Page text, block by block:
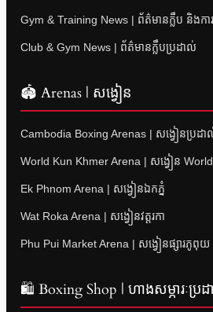
Gym & Training News | ព័ត៌មានក្លឹប និងកា
Club & Gym News | ព័ត៌មានក្លឹបប្រដាល់
🏟 Arenas | សង្វៀន
Cambodia Boxing Arenas | សង្វៀនប្រដា
World Kun Khmer Arena | សង្វៀន
Ek Phnom Arena | សង្វៀនឯកភ្នំ
Wat Roka Arena | សង្វៀនវត្តរកា
Phu Pui Market Arena | សង្វៀនផ្សារភូពុយ
🛍 Boxing Shop | ហាងសម្ភារៈប្រ